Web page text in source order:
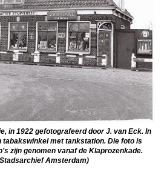
in 1922 gefotografeerd door J. van Eck. In
tabakswinkel met tankstation. Die foto is
zijn genomen vanaf de Klaprozenkade.
Stadsarchief Amsterdam)